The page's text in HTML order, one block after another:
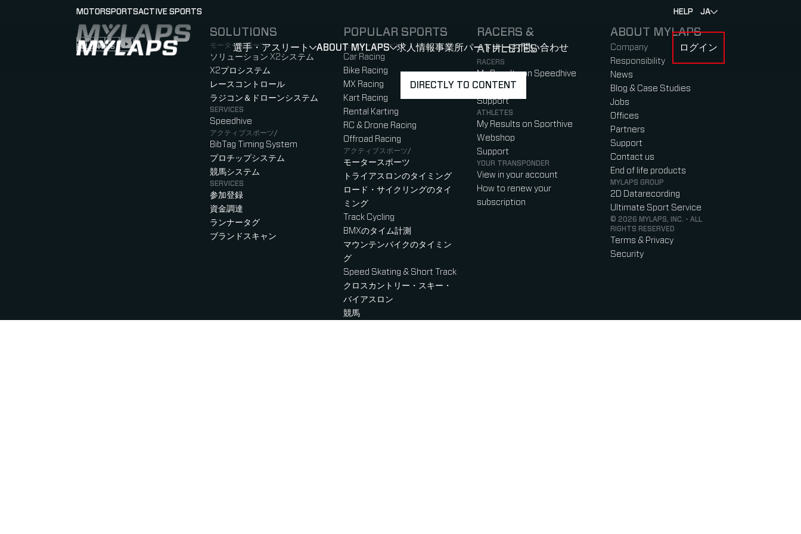
DIRECTLY TO CONTENT
LOGO MYLAPS - JAPAN 選手・アスリート SHOW SUBMENU FOR 選手・アスリート
ABOUT MYLAPS SHOW SUBMENU FOR ABOUT MYLAPS
求人情報事業所パートナーお問い合わせ ログイン
MOTORSPORTSACTIVE SPORTS HELP JA
FOLLOW US
Follow us on Instagram (Opens in new tab)
Follow us on LinkedIn (Opens in new tab)
Follow us on Facebook (Opens in new tab)
Follow us on YouTube (Opens in new tab)
SOLUTIONS
モータースポーツ
ソリューション X2システム
X2プロシステム
レースコントロール
ラジコン＆ドローンシステム
SERVICES
Speedhive
アクティブスポーツ/
BibTag Timing System
プロチップシステム
競馬システム
SERVICES
参加登録
資金調達
ランナータグ
ブランドスキャン
POPULAR SPORTS
モータースポーツ
Car Racing
Bike Racing
MX Racing
Kart Racing
Rental Karting
RC & Drone Racing
Offroad Racing
アクティブスポーツ/
モータースポーツ
トライアスロンのタイミング
ロード・サイクリングのタイ
ミング
Track Cycling
BMXのタイム計測
マウンテンバイクのタイミン
グ
Speed Skating & Short Track
クロスカントリー・スキー・
バイアスロン
競馬
RACERS &
ATHLETES
RACERS
My Results on Speedhive
Webshop
Support
ATHLETES
My Results on Sporthive
Webshop
Support
YOUR TRANSPONDER
View in your account
How to renew your
subscription
ABOUT MYLAPS
Company
Responsibility
News
Blog & Case Studies
Jobs
Offices
Partners
Support
Contact us
End of life products
MYLAPS GROUP
2D Datarecording
Ultimate Sport Service
© 2026 MYLAPS, INC. - ALL
RIGHTS RESERVED
Terms & Privacy
Security